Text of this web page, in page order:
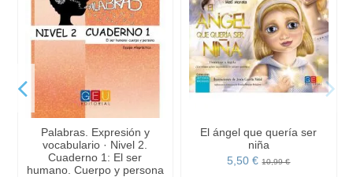
Palabras. Expresión y
vocabulario · Nivel 2.
Cuaderno 1: El ser
humano. Cuerpo y persona
El ángel que quería ser
niña
5,50 €10,99 €